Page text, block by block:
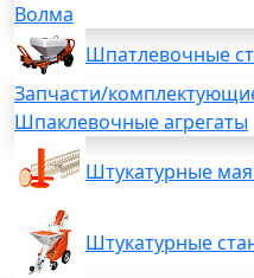
Волма
Шпатлевочные
Запчасти/
Шпаклевочные агрегаты
Штукатурные
Штукатурные